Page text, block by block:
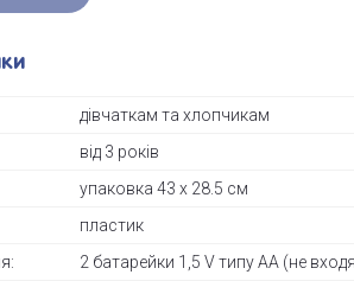
дівчаткам та хлопчикам
від 3 років
упаковка 43 х 28.5 см
пластик
2 батарейки 1,5 V типу АА (не